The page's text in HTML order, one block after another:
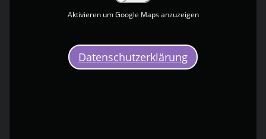
Aktivieren um Google Maps anzuzeigen
Datenschutzerklärung